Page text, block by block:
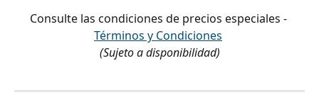
Consulte las condiciones de precios especiales -
Términos y Condiciones
(Sujeto a disponibilidad)